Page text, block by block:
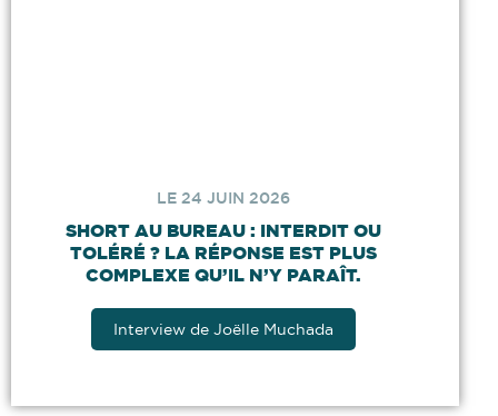
LE 24 JUIN 2026
SHORT AU BUREAU : INTERDIT OU
TOLÉRÉ ? LA RÉPONSE EST PLUS
COMPLEXE QU’IL N’Y PARAÎT.
Interview de Joëlle Muchada